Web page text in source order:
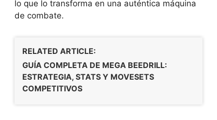
lo que lo transforma en una auténtica máquina
de combate.
RELATED ARTICLE:
GUÍA COMPLETA DE MEGA BEEDRILL:
ESTRATEGIA, STATS Y MOVESETS
COMPETITIVOS